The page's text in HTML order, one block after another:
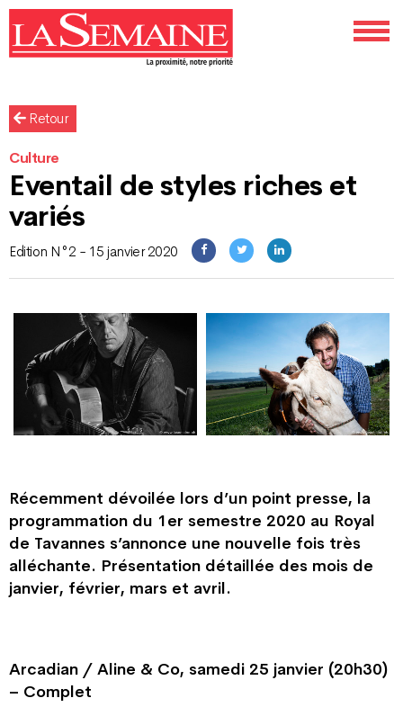
Retour
Culture
Eventail de styles riches et
variés
Edition N°2 - 15 janvier 2020
Récemment dévoilée lors d’un point presse, la
programmation du 1er semestre 2020 au Royal
de Tavannes s’annonce une nouvelle fois très
alléchante. Présentation détaillée des mois de
janvier, février, mars et avril.
Arcadian / Aline & Co, samedi 25 janvier (20h30)
– Complet